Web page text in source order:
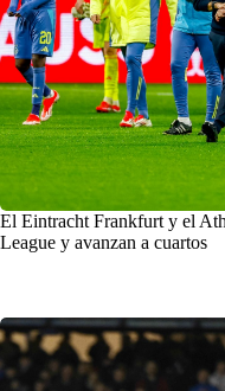
El Eintracht Frankfurt y el
League y avanzan a cuartos